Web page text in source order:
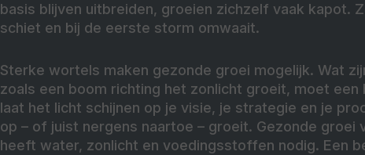
basis blijven uitbreiden, groeien zichzelf vaak kapot.
schiet en bij de eerste storm omwaait.
Sterke wortels maken gezonde groei mogelijk. Wat
zoals een boom richting het zonlicht groeit, moet
laat het licht schijnen op je visie, je strategie en je
op – of juist nergens naartoe – groeit. Gezonde groei
heeft water, zonlicht en voedingsstoffen nodig. Een